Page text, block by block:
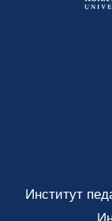
Институт